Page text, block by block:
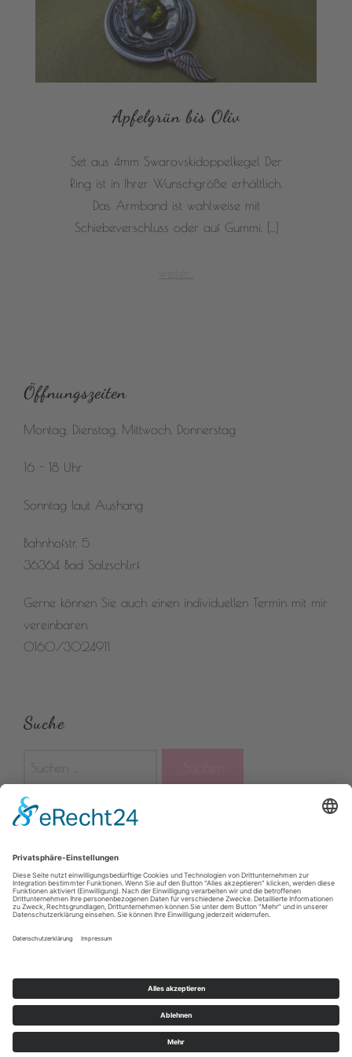
Apfelgrün bis Oliv
Set aus 4mm Swarovskidoppelkegel Der
Ring ist in Ihrer Wunschgröße erhältlich.
Das Armband ist wahlweise mit
Schiebeverschluss oder auf Gummi. […]
Öffnungszeiten
Montag, Dienstag, Mittwoch, Donnerstag
16 - 18 Uhr
Sonntag laut Aushang
Bahnhofstr. 5
36364 Bad Salzschlirf
Gerne können Sie auch einen individuellen Termin mit mir
vereinbaren.
0160/3024911
Suche
Impressum
Datenschutzerklärung
Facebook
Instagram